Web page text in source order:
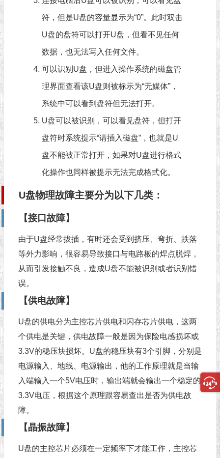
符，但是U盘的容量显示为“0”。此时双击
U盘的盘符可以打开U盘，但看不见任何
数据，也无法写入任何文件。
可以识别U盘，但进入操作系统的磁盘管
理界面查看该U盘则被标示为“无媒体”，
系统中可以看到盘符但无法打开。
U盘可以被识别，可以看见盘符，但打开
盘符时系统提示“请插入磁盘”，也就是U
盘不能被正常打开，如果对U盘进行格式
化操作也同样被提示无法完成格式化。
U盘物理故障主要分为以下几类：
【接口故障】
由于U盘经常拔插，有时还会受到挤压、弯折、跌落
等外力影响，很容易导致接口与电路板的焊点脱焊，
从而引发接触不良，造成U盘不能被识别或者识别错
误。
【供电故障】
U盘的供电分为主控芯片供电和闪存芯片供电，这两
个供电是关键，供电故障一般是因为保险电感损坏或
3.3V的稳压块损坏。U盘的稳压块有3个引脚，分别是
电源输入、地线、电源输出，他的工作原理就是当输
入端输入一个5V电压时，输出端就会输出一个稳定的
3.3V电压，根据这个原理跟容易查出是否为供电故
障。
【晶振故障】
U盘的主控芯片必须在一定频率下才能工作，主控芯